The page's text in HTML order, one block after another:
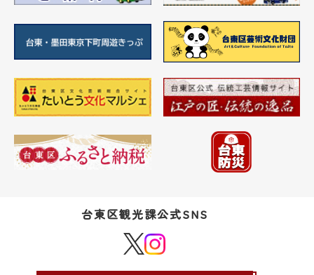
台東区観光課公式SNS